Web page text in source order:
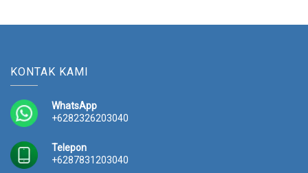
KONTAK KAMI
WhatsApp
+6282326203040
Telepon
+6287831203040